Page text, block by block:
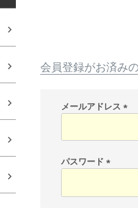
会員登録がお済み
メールアドレス
パスワード